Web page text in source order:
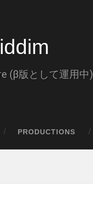
(β版として運用中)
PRODUCTIONS